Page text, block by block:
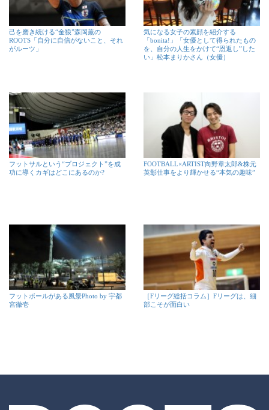
己を磨き続ける“金狼”森岡薫の
ROOTS「自分に自信がないこと、それ
がルーツ」
気になる女子の素顔を紹介する
「bonita!」「女優として得られたもの
を、自分の人生をかけて“恩返し”した
い」松本まりかさん（女優）
フットサルという“プロジェクト”を成
功に導くカギはどこにあるのか?
FOOTBALL×ARTIST向野章太郎&株元
英彰仕事をより輝かせる“本気の趣味”
フットボールがある風景Photo by 宇都
宮徹壱
［Fリーグ総括コラム］Fリーグは、細
部こそが面白い